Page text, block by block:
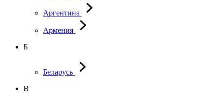
Аргентина
Армения
Б
Беларусь
В